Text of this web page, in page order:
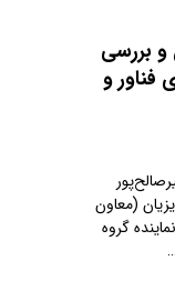
و بررسی
فناور و
(معاون
گروه